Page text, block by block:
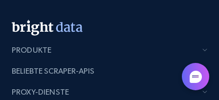
TikTok - Posts
URL, Post id, Description, Create time, Digg
count, and more.
PRODUKTE
BELIEBTE SCRAPER-APIS
PROXY-DIENSTE